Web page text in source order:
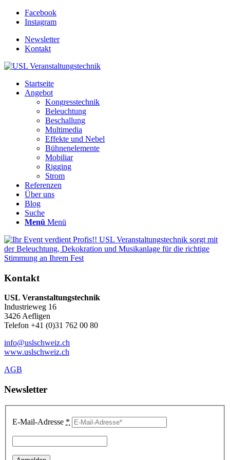
Facebook
Instagram
Newsletter
Kontakt
Startseite
Angebot
Kongresstechnik
Beleuchtung
Beschallung
Multimedia
Effekte und Nebel
Bühnenelemente
Mobiliar
Rigging
Strom
Referenzen
Über uns
Blog
Suche
Menü Menü
Kontakt
USL Veranstaltungstechnik
Industrieweg 16
3426 Aefligen
Telefon +41 (0)31 762 00 80
info@uslschweiz.ch
www.uslschweiz.ch
AGB
Newsletter
E-Mail-Adresse *